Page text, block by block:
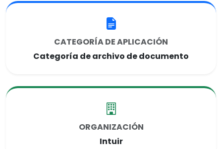
CATEGORÍA DE APLICACIÓN
Categoría de archivo de documento
ORGANIZACIÓN
Intuir